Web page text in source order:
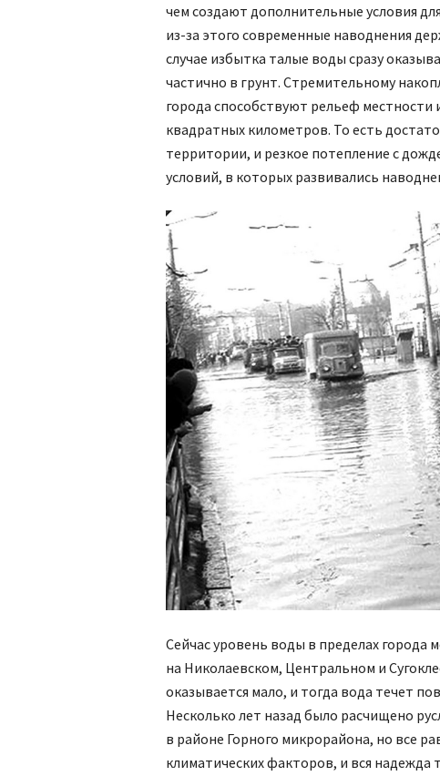
чем создают дополнительные условия
из-за этого современные наводнения
случае избытка талые воды сразу
частично в грунт. Стремительному
города способствуют рельеф
квадратных километров. То есть
территории, и резкое потепление с
условий, в которых развивались
Сейчас уровень воды в пределах города
на Николаевском, Центральном и
оказывается мало, и тогда вода течет
Несколько лет назад было расчищено
в районе Горного микрорайона, но все
климатических факторов, и вся надежда